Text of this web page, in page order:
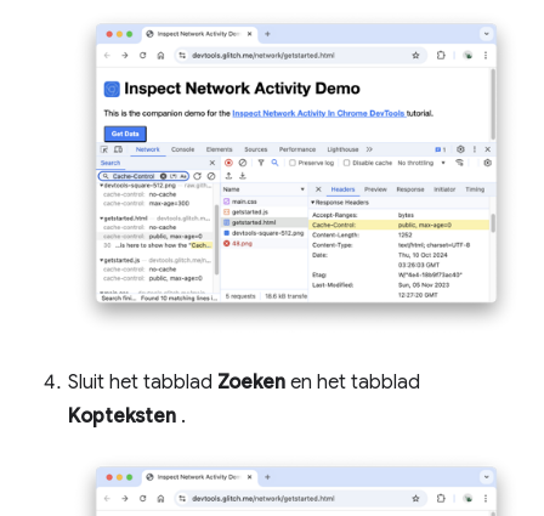
Sluit het tabblad Zoeken en het tabblad
Kopteksten .